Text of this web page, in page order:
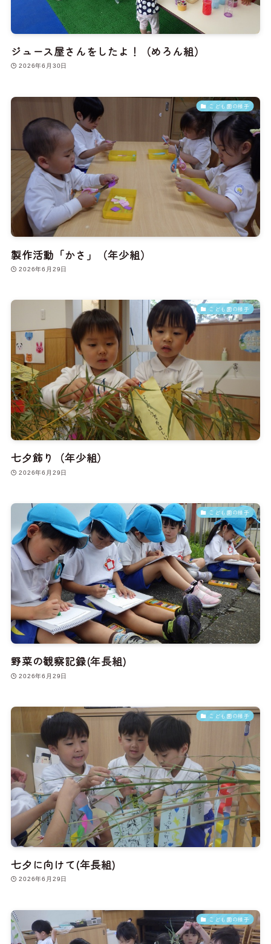
ジュース屋さんをしたよ！（めろん組）
2026年6月30日
こども園の様子
製作活動「かさ」（年少組）
2026年6月29日
こども園の様子
七夕飾り（年少組）
2026年6月29日
こども園の様子
野菜の観察記録(年長組)
2026年6月29日
こども園の様子
七夕に向けて(年長組)
2026年6月29日
こども園の様子